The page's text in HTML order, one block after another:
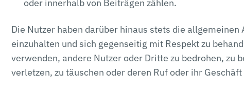
oder innerhalb von Beiträgen zählen.
Die Nutzer haben darüber hinaus stets die allgemeinen
einzuhalten und sich gegenseitig mit Respekt zu
verwenden, andere Nutzer oder Dritte zu bedrohen, zu
verletzen, zu täuschen oder deren Ruf oder ihr